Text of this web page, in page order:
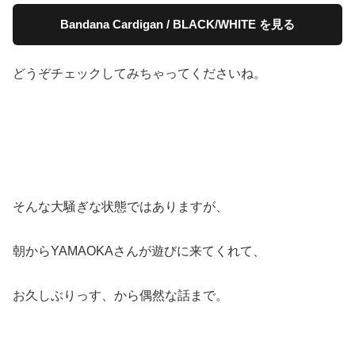
Bandana Cardigan / BLACK/WHITE を見る
どうぞチェックしてみちゃってくださいね。
そんな大騒ぎな状態ではありますが、
朝からYAMAOKAさんが遊びに来てくれて、
お久しぶりっす、から偶然な話まで。